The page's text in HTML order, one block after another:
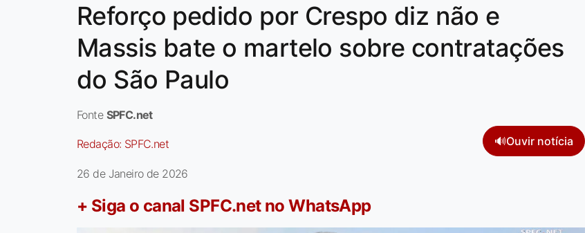
Reforço pedido por Crespo diz não e
Massis bate o martelo sobre contratações
do São Paulo
Fonte SPFC.net
Redação: SPFC.net 🔊Ouvir notícia
26 de Janeiro de 2026
+ Siga o canal SPFC.net no WhatsApp